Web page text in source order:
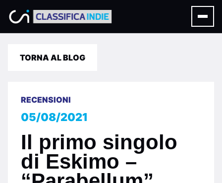
TORNA AL BLOG
RECENSIONI
05/08/2021
Il primo singolo
di Eskimo –